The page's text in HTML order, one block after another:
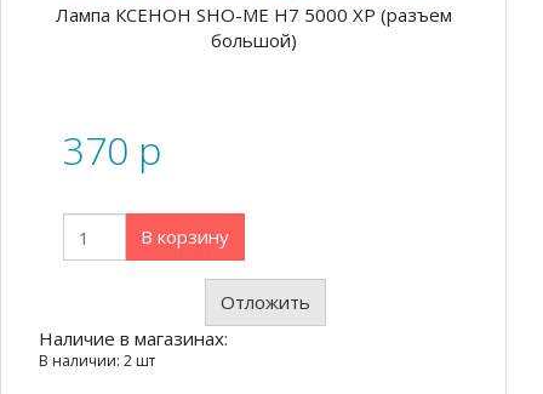
Лампа КСЕНОН SHO-ME H7 5000 ХР (разъем
большой)
370 p
В корзину
Отложить
Наличие в магазинах:
В наличии: 2 шт